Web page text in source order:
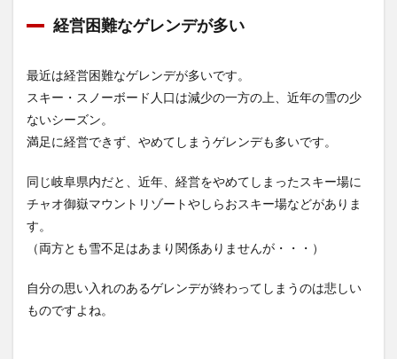
経営困難なゲレンデが多い
最近は経営困難なゲレンデが多いです。
スキー・スノーボード人口は減少の一方の上、近年の雪の少
ないシーズン。
満足に経営できず、やめてしまうゲレンデも多いです。
同じ岐阜県内だと、近年、経営をやめてしまったスキー場に
チャオ御嶽マウントリゾートやしらおスキー場などがありま
す。
（両方とも雪不足はあまり関係ありませんが・・・）
自分の思い入れのあるゲレンデが終わってしまうのは悲しい
ものですよね。